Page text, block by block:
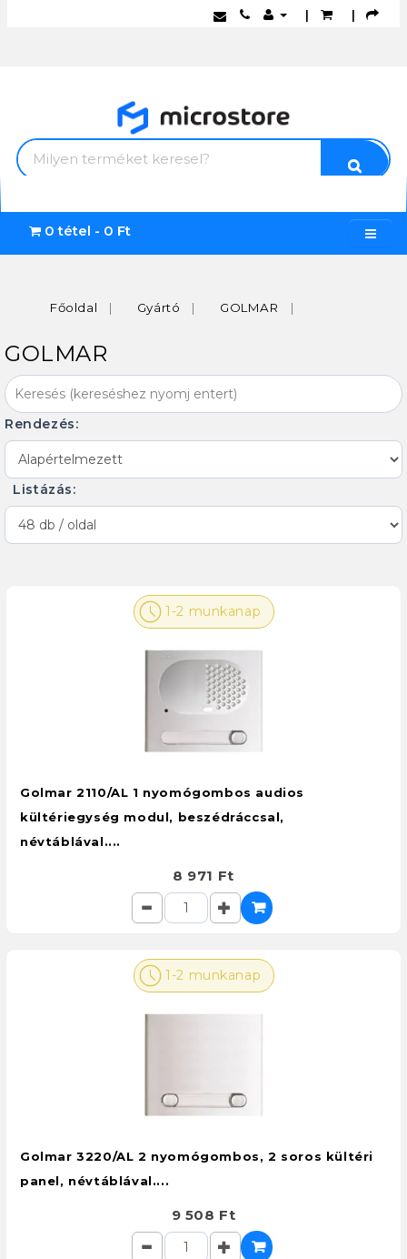
| |
0 tétel - 0 Ft
Főoldal Gyártó GOLMAR
GOLMAR
Rendezés:
Listázás:
1-2 munkanap
Golmar 2110/AL 1 nyomógombos audios
kültériegység modul, beszédráccsal,
névtáblával....
8 971 Ft
1-2 munkanap
Golmar 3220/AL 2 nyomógombos, 2 soros kültéri
panel, névtáblával....
9 508 Ft